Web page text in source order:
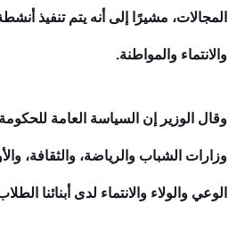
والانتماء والمواطنة.
وقال الوزير إن السياسة العامة
وزارات الشباب والرياضة، والثقافة،
الوعي والولاء والانتماء لدى أبنائنا